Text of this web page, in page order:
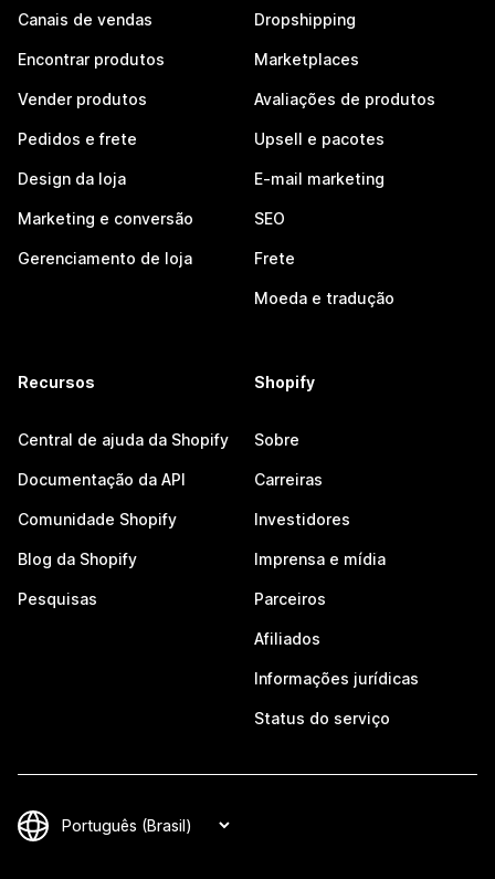
Canais de vendas
Encontrar produtos
Vender produtos
Pedidos e frete
Design da loja
Marketing e conversão
Gerenciamento de loja
Dropshipping
Marketplaces
Avaliações de produtos
Upsell e pacotes
E-mail marketing
SEO
Frete
Moeda e tradução
Recursos
Central de ajuda da Shopify
Documentação da API
Comunidade Shopify
Blog da Shopify
Pesquisas
Shopify
Sobre
Carreiras
Investidores
Imprensa e mídia
Parceiros
Afiliados
Informações jurídicas
Status do serviço